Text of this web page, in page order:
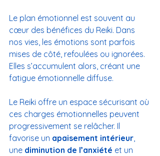
Le plan émotionnel est souvent au
cœur des bénéfices du Reiki. Dans
nos vies, les émotions sont parfois
mises de côté, refoulées ou ignorées.
Elles s’accumulent alors, créant une
fatigue émotionnelle diffuse.
Le Reiki offre un espace sécurisant où
ces charges émotionnelles peuvent
progressivement se relâcher. Il
favorise un apaisement intérieur
une diminution de l’anxiété et un